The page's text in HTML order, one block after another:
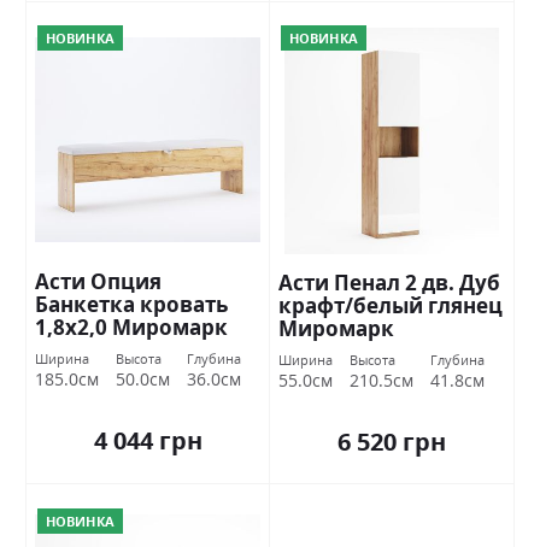
НОВИНКА
Асти Опция
Банкетка кровать
1,8х2,0 Миромарк
Ширина
185.0см
Высота
50.0см
Глубина
36.0см
4 044 грн
НОВИНКА
Асти Пенал 2 дв. Дуб
крафт/белый глянец
Миромарк
Ширина
55.0см
Высота
210.5см
Глубина
41.8см
6 520 грн
НОВИНКА